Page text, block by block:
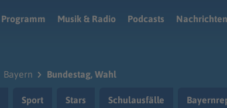
Programm
Musik & Radio Podcasts Nachrichten
Bayern Bundestag, Wahl
Sport Stars Schulausfälle